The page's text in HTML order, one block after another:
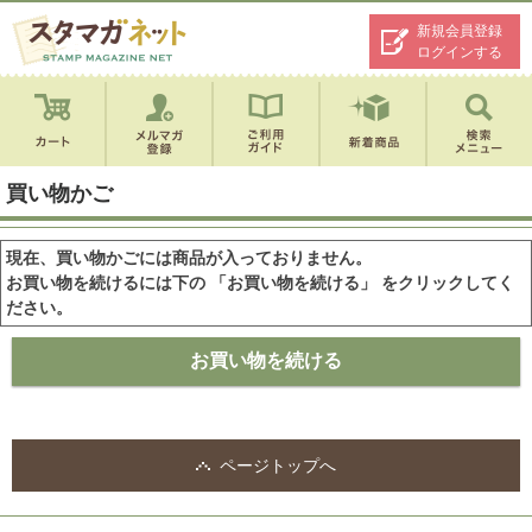
新規会員登録
ログインする
買い物かご
現在、買い物かごには商品が入っておりません。
お買い物を続けるには下の 「お買い物を続ける」 をクリックしてく
ださい。
ページトップへ